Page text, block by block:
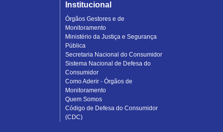
Institucional
Órgãos Gestores e de
Monitoramento
Ministério da Justiça e Segurança
Pública
Secretaria Nacional do Consumidor
Sistema Nacional de Defesa do
Consumidor
Como Aderir - Órgãos de
Monitoramento
Quem Somos
Código de Defesa do Consumidor
(CDC)